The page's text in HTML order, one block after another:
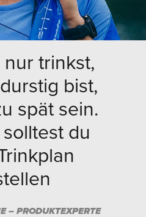
trinkst,
bist,
spät sein.
du
– PRODUKTEXPERTE